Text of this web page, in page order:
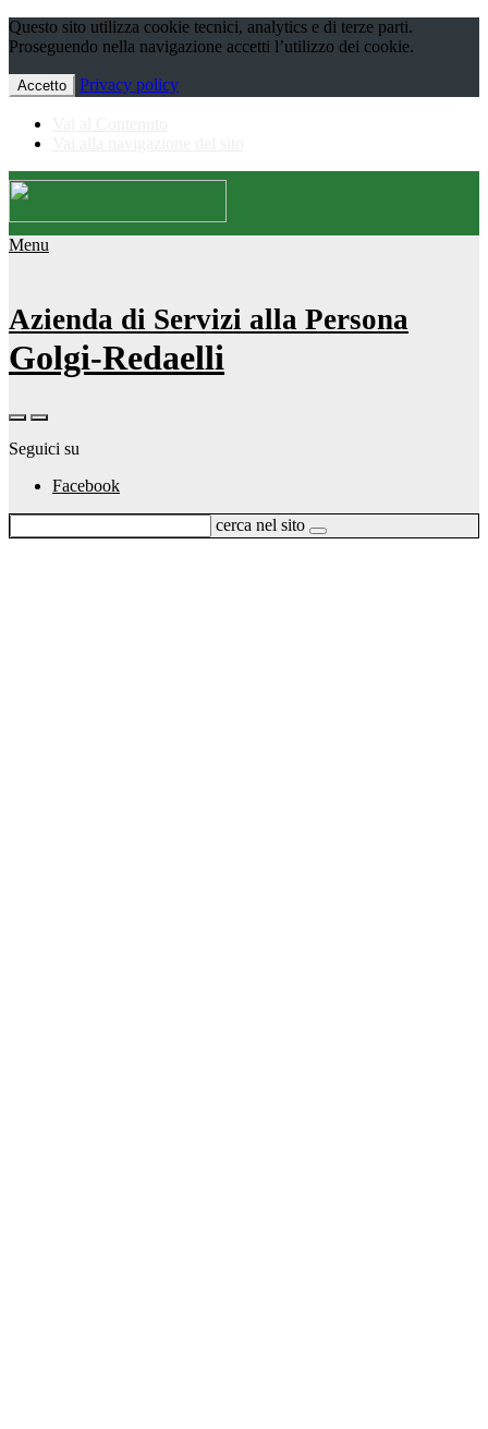
Questo sito utilizza cookie tecnici, analytics e di terze parti.
Proseguendo nella navigazione accetti l’utilizzo dei cookie.
Accetto Privacy policy
Menu
Azienda di Servizi alla Persona
Golgi-Redaelli
Seguici su
Facebook
cerca nel sito